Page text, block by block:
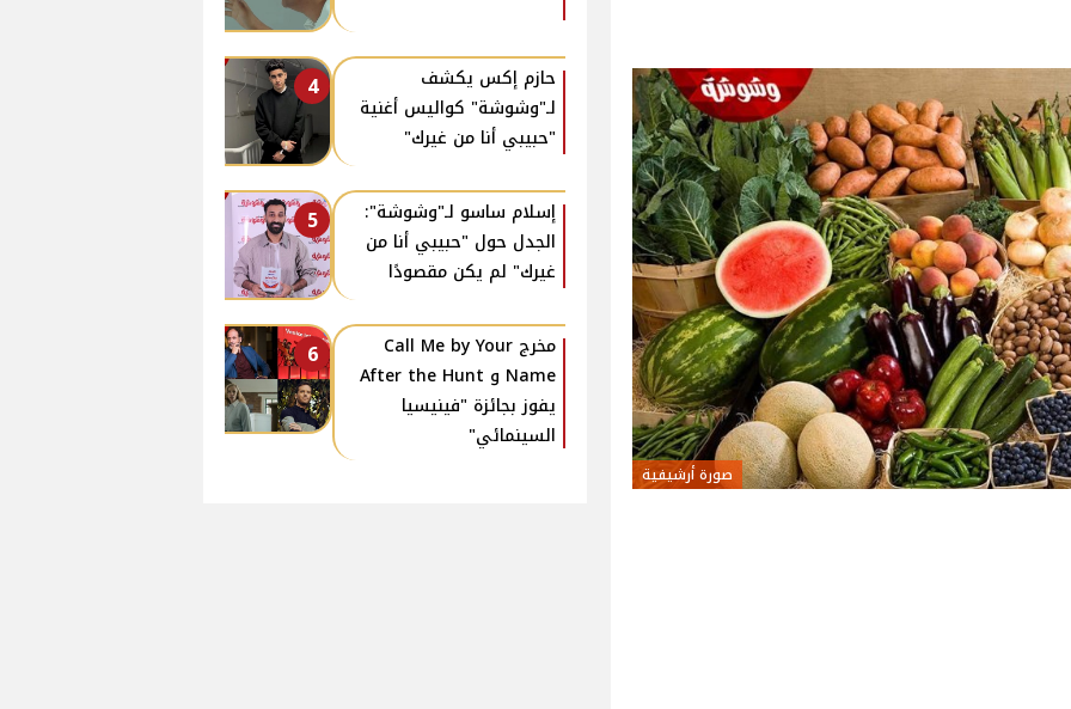
صورة أرشيفية
4
حازم إكس يكشف
لـ"وشوشة" كواليس أغنية
"حبيبي أنا من غيرك"
5
إسلام ساسو لـ"وشوشة":
الجدل حول "حبيبي أنا من
غيرك" لم يكن مقصودًا
6
مخرج Call Me by Your
Name و After the Hunt
يفوز بجائزة "فينيسيا
السينمائي"